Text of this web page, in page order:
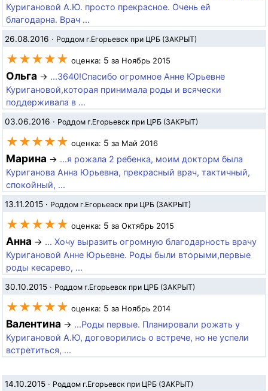
Куригановой А.Ю. просто прекрасное. Очень ей
благодарна. Врач ...
26.08.2016 · Роддом г.Егорьевск при ЦРБ (ЗАКРЫТ)
★★★★★ оценка: 5 за Ноябрь 2015
Ольга → ...3640!Спасибо огромное Анне Юрьевне
Куригановой,которая принимала роды и всячески
поддерживала в ...
03.06.2016 · Роддом г.Егорьевск при ЦРБ (ЗАКРЫТ)
★★★★★ оценка: 5 за Май 2016
Марина → ...я рожала 2 ребенка, моим докторм была
Куриганова Анна Юрьевна, прекрасный врач, тактичный,
спокойный, ...
13.11.2015 · Роддом г.Егорьевск при ЦРБ (ЗАКРЫТ)
★★★★★ оценка: 5 за Октябрь 2015
Анна → ... Хочу выразить огромную благодарность врачу
Куригановой Анне Юрьевне. Роды были вторыми,первые
роды кесарево, ...
30.10.2015 · Роддом г.Егорьевск при ЦРБ (ЗАКРЫТ)
★★★★★ оценка: 5 за Ноябрь 2014
Валентина → ...Роды первые. Планировали рожать у
Куригановой А.Ю, договорились о встрече, но не успели
встретиться, ...
14.10.2015 · Роддом г.Егорьевск при ЦРБ (ЗАКРЫТ)